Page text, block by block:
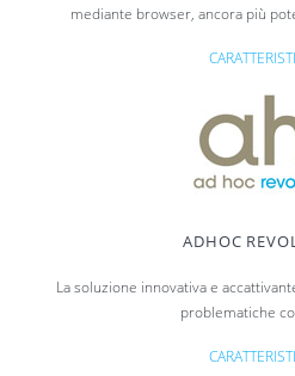
mediante browser, ancora più
ADHOC
La soluzione innovativa e
problematiche